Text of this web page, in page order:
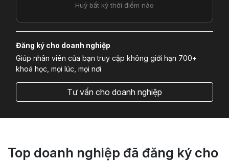
Huỷ bất kỳ thời điểm nào
Đăng ký cho doanh nghiệp
Giúp nhân viên của bạn truy cập không giới hạn 700+
khoá học, mọi lúc, mọi nơi
Tư vấn cho doanh nghiệp
Top doanh nghiệp đã đăng ký cho